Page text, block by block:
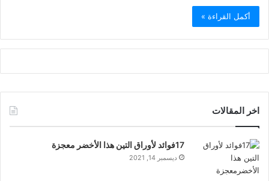
أكمل القراءة »
اخر المقالات
17فوائد لأوراق التين هذا الأخضر معجزة
ديسمبر 14, 2021